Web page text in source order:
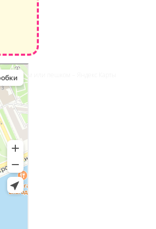
или пешком – Яндекс Карты